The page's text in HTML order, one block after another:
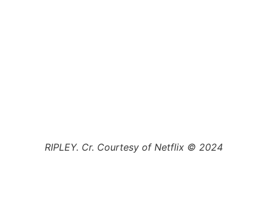
RIPLEY. Cr. Courtesy of Netflix © 2024